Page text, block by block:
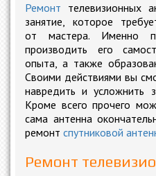
Ремонт телевизионных
занятие, которое
от мастера. Именно
производить его
опыта, а также
Своими действиями вы
навредить и усложнить
Кроме всего прочего
сама антенна
ремонт спутниковой
Ремонт